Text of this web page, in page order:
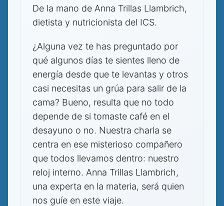
De la mano de Anna Trillas Llambrich,
dietista y nutricionista del ICS.
¿Alguna vez te has preguntado por
qué algunos días te sientes lleno de
energía desde que te levantas y otros
casi necesitas un grúa para salir de la
cama? Bueno, resulta que no todo
depende de si tomaste café en el
desayuno o no. Nuestra charla se
centra en ese misterioso compañero
que todos llevamos dentro: nuestro
reloj interno. Anna Trillas Llambrich,
una experta en la materia, será quien
nos guíe en este viaje.